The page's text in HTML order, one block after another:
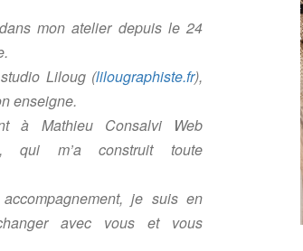
mon atelier depuis le 24
Liloug (lilougraphiste.fr),
enseigne.
à Mathieu Consalvi Web
m’a construit toute
je suis en
avec vous et vous